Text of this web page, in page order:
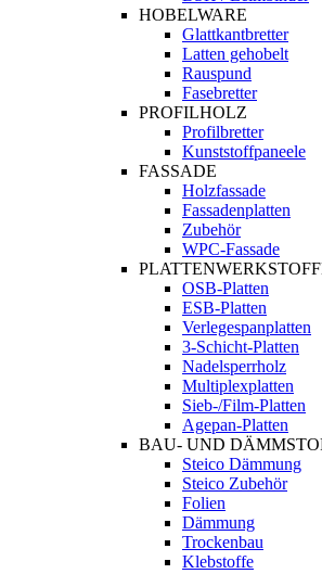
HOBELWARE
Glattkantbretter
Latten gehobelt
Rauspund
Fasebretter
PROFILHOLZ
Profilbretter
Kunststoffpaneele
FASSADE
Holzfassade
Fassadenplatten
Zubehör
WPC-Fassade
OSB-Platten
ESB-Platten
Verlegespanplatten
3-Schicht-Platten
Nadelsperrholz
Multiplexplatten
Sieb-/Film-Platten
Agepan-Platten
BAU- UND
Steico Dämmung
Steico Zubehör
Folien
Dämmung
Trockenbau
Klebstoffe